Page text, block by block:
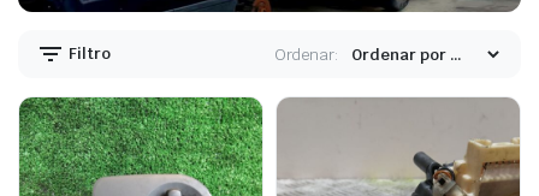
Filtro Ordenar: